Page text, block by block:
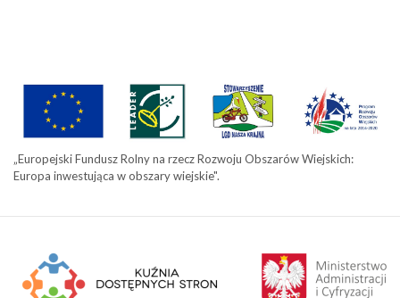
„Europejski Fundusz Rolny na rzecz Rozwoju Obszarów Wiejskich:
Europa inwestująca w obszary wiejskie".